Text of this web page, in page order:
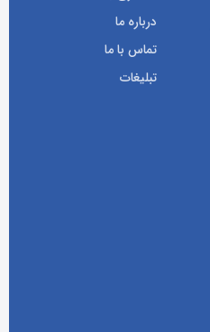
درباره ما
تماس با ما
تبلیغات